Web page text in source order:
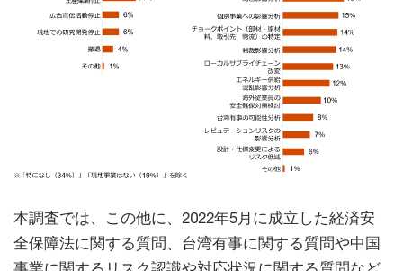
本調査では、この他に、2022年5月に成立した経済安
全保障法に関する質問、台湾有事に関する質問や中国